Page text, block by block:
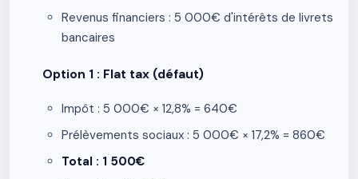
Revenus financiers : 5 000€ d'intérêts de livrets
bancaires
Option 1 : Flat tax (défaut)
Impôt : 5 000€ × 12,8% = 640€
Prélèvements sociaux : 5 000€ × 17,2% = 860€
Total : 1 500€